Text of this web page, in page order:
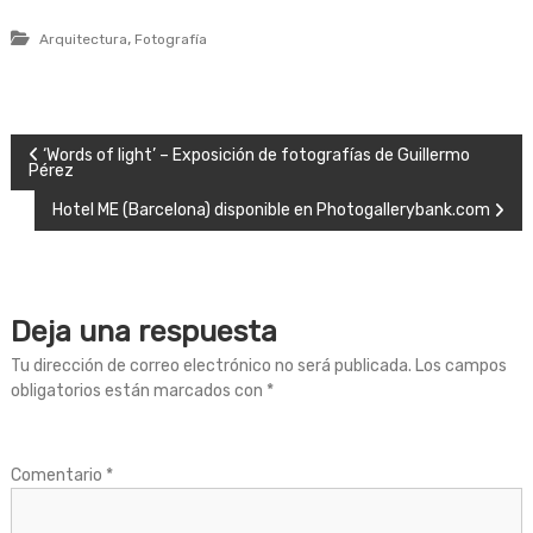
Arquitectura, Fotografía
N
e
g
c
‘Words of light’ – Exposición de fotografías de Guillermo
Pérez
Hotel ME (Barcelona) disponible en Photogallerybank.com
Deja una respuesta
Tu dirección de correo electrónico no será publicada. Los campos
obligatorios están marcados con *
Comentario *